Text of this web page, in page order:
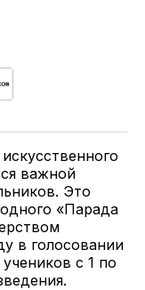
важной
Это
«Парада
в голосовании
с 1 по